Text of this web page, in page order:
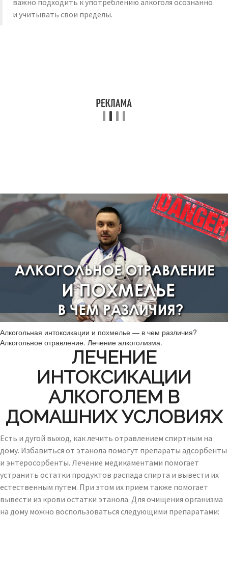
важно подходить к употреблению алкоголя осознанно
и учитывать свои пределы.
Алкогольная интоксикации и похмелье — в чем различия?
Алкогольное отравление. Лечение алкоголизма.
ЛЕЧЕНИЕ
ИНТОКСИКАЦИИ
АЛКОГОЛЕМ В
ДОМАШНИХ УСЛОВИЯХ
Есть и дугой выход, как лечить отравлением спиртным на
дому. Избавиться от этанола помогут препараты адсорбенты
и энтеросорбенты. Лечение медикаментами помогает
устранить остатки продуктов распада спирта и вывести их
естественным путем. При этом их прием также помогает
вывести из крови остатки этанола. Для очищения организма
на дому можно воспользоваться следующими препаратами: